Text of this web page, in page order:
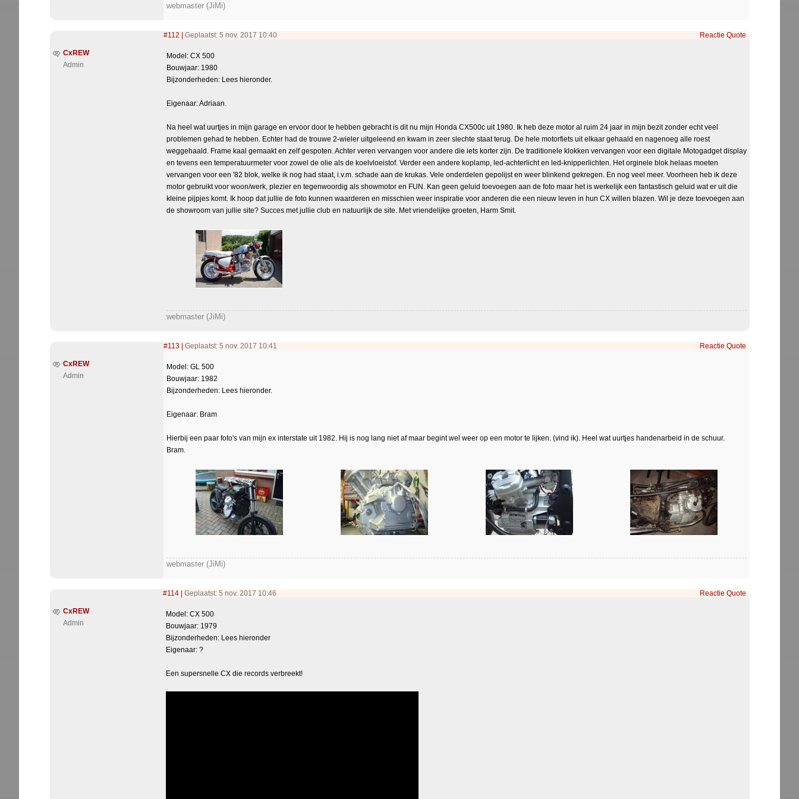
webmaster (JiMi)
CxREW
Admin
#112 Geplaatst: 5 nov. 2017 10:40 Reactie Quote
Model: CX 500
Bouwjaar: 1980
Bijzonderheden: Lees hieronder.
Eigenaar: Adriaan.
Na heel wat uurtjes in mijn garage en ervoor door te hebben gebracht is dit nu mijn Honda CX500c uit 1980. Ik heb deze motor al ruim 24 jaar in mijn bezit zonder echt veel
problemen gehad te hebben. Echter had de trouwe 2-wieler uitgeleend en kwam in zeer slechte staat terug. De hele motorfiets uit elkaar gehaald en nagenoeg alle roest
weggehaald. Frame kaal gemaakt en zelf gespoten. Achter veren vervangen voor andere die iets korter zijn. De traditionele klokken vervangen voor een digitale Motogadget display
en tevens een temperatuurmeter voor zowel de olie als de koelvloeistof. Verder een andere koplamp, led-achterlicht en led-knipperlichten. Het orginele blok helaas moeten
vervangen voor een '82 blok, welke ik nog had staat, i.v.m. schade aan de krukas. Vele onderdelen gepolijst en weer blinkend gekregen. En nog veel meer. Voorheen heb ik deze
motor gebruikt voor woon/werk, plezier en tegenwoordig als showmotor en FUN. Kan geen geluid toevoegen aan de foto maar het is werkelijk een fantastisch geluid wat er uit die
kleine pijpjes komt. Ik hoop dat jullie de foto kunnen waarderen en misschien weer inspiratie voor anderen die een nieuw leven in hun CX willen blazen. Wil je deze toevoegen aan
de showroom van jullie site? Succes met jullie club en natuurlijk de site. Met vriendelijke groeten, Harm Smit.
webmaster (JiMi)
CxREW
Admin
#113 Geplaatst: 5 nov. 2017 10:41 Reactie Quote
Model: GL 500
Bouwjaar: 1982
Bijzonderheden: Lees hieronder.
Eigenaar: Bram
Hierbij een paar foto's van mijn ex interstate uit 1982. Hij is nog lang niet af maar begint wel weer op een motor te lijken. (vind ik). Heel wat uurtjes handenarbeid in de schuur.
Bram.
webmaster (JiMi)
CxREW
Admin
#114 Geplaatst: 5 nov. 2017 10:46 Reactie Quote
Model: CX 500
Bouwjaar: 1979
Bijzonderheden: Lees hieronder
Eigenaar: ?
Een supersnelle CX die records verbreekt!